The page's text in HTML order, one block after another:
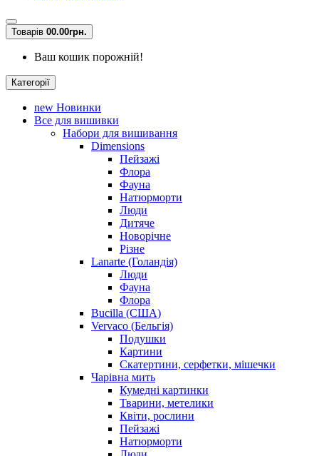
Товарів 00.00грн.
Ваш кошик порожній!
Категорії
new Новинки
Все для вишивки
Набори для вишивання
Dimensions
Пейзажі
Флора
Фауна
Натюрморти
Люди
Дитяче
Новорічне
Різне
Lanarte (Голандія)
Люди
Фауна
Флора
Bucilla (США)
Vervaco (Бельгія)
Подушки
Картини
Скатертини, серфетки, мішечки
Чарiвна мить
Кумедні картинки
Тварини, метелики
Квіти, рослини
Пейзажі
Натюрморти